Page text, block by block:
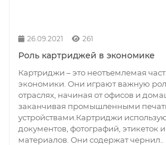
26.09.2021 261
Роль картриджей в экономике
Картриджи – это неотъемлемая
экономики. Они играют важную
отраслях, начиная от офисов и
заканчивая промышленными
устройствами.Картриджи
документов, фотографий, этикеток
материалов. Они содержат чернил..